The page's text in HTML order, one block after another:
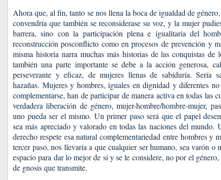
Ahora que, al fin, tanto se nos llena la boca de igualdad de
convendría que también se reconsiderase su voz, y la mujer
barrera, sino con la participación plena e igualitaria del
reconstrucción posconflicto como en procesos de prevención y
misma historia narra muchas más historias de las conquistas de
también una parte importante se debe a la acción generosa,
perseverante y eficaz, de mujeres llenas de sabiduría. Sería
hazañas. Mujeres y hombres, iguales en dignidad y diferentes
complementarse, han de participar de manera activa en todas las
verdadera liberación de género, mujer-hombre/hombre-mujer,
uno pueda ser el mismo. Un primer paso será que el papel
sea más apreciado y valorado en todas las naciones del mundo.
derecho respete esa natural complementariedad entre hombres y
tercer paso, nos llevaría a que cualquier ser humano, sea varón o
espacio para dar lo mejor de sí y se le considere, no por el
de gnosis que transmite.